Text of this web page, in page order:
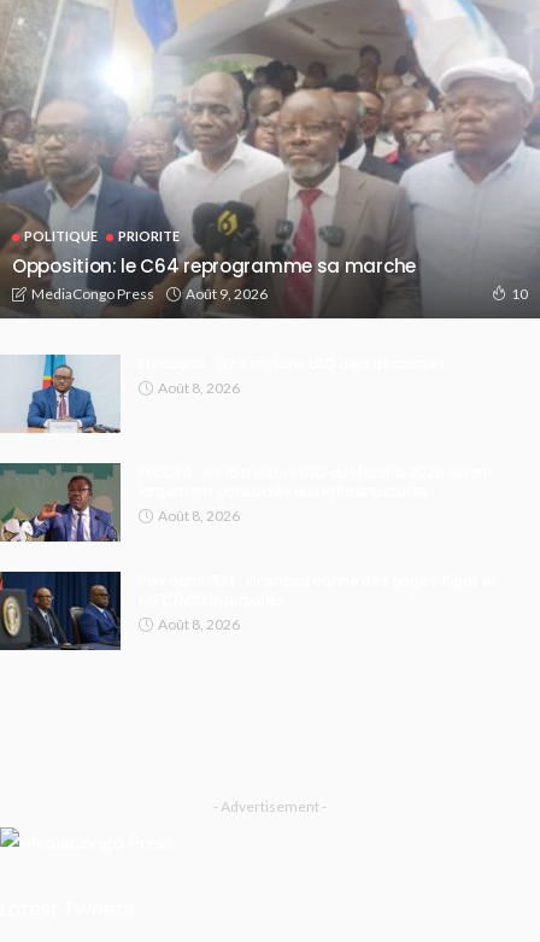
POLITIQUE PRIORITE
Opposition: le C64 reprogramme sa marche
MediaCongo Press Août 9, 2026 10
Août 8, 2026
Août 8, 2026
Août 8, 2026
- Advertisement -